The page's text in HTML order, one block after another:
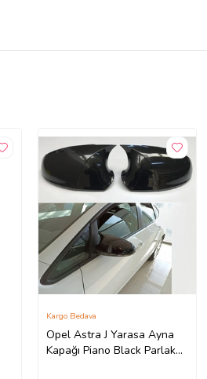
Opel Astra J Yarasa Ayna
Kapağı Piano Black Parlak
Kargo Bedava